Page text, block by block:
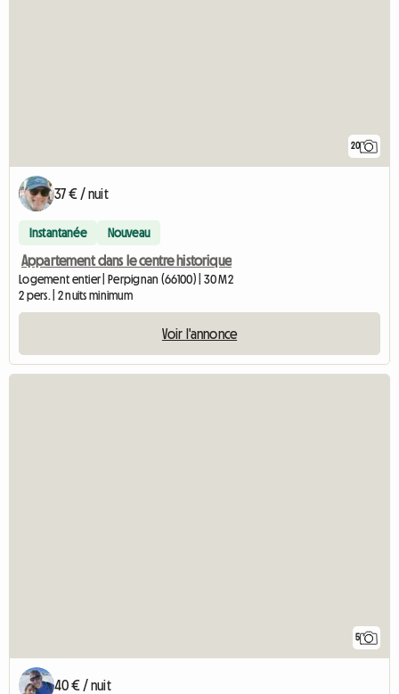
20
37 € / nuit
Instantanée Nouveau
Appartement dans le centre historique
Logement entier | Perpignan (66100) | 30 M2
2 pers. | 2 nuits minimum
Voir l'annonce
5
40 € / nuit